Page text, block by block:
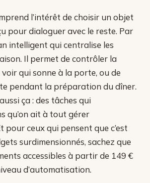
l’intérêt de choisir un objet
pour dialoguer avec le reste. Par
intelligent qui centralise les
Il permet de contrôler la
qui sonne à la porte, ou de
pendant la préparation du dîner.
ça : des tâches qui
qu’on ait à tout gérer
pour ceux qui pensent que c’est
surdimensionnés, sachez que
accessibles à partir de 149 €
d’automatisation.